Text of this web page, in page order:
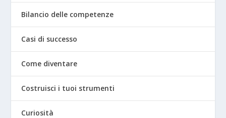
Bilancio delle competenze
Casi di successo
Come diventare
Costruisci i tuoi strumenti
Curiosità